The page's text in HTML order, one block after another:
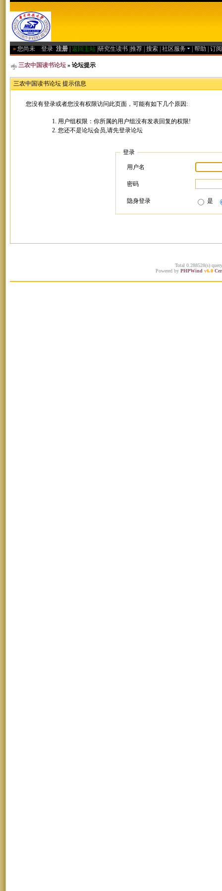
» 您尚未 登录 注册 返回主站 研究生读书 推荐 搜索 社区服务 帮助 订
三农中国读书论坛 » 论坛提示
三农中国读书论坛 提示信息
您没有登录或者您没有权限访问此页面，可能有如下几个原因:
用户组权限：你所属的用户组没有发表回复的权限!
您还不是论坛会员,请先登录论坛
登录
用户名
密码
隐身登录 是
Total 0.288528(s)
Powered by PHPWind v6.0